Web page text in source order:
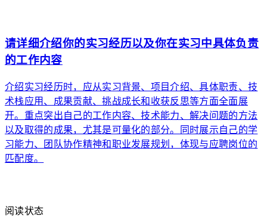
请详细介绍你的实习经历以及你在实习中具体负责
的工作内容
介绍实习经历时，应从实习背景、项目介绍、具体职责、技
术栈应用、成果贡献、挑战成长和收获反思等方面全面展
开。重点突出自己的工作内容、技术能力、解决问题的方法
以及取得的成果，尤其是可量化的部分。同时展示自己的学
习能力、团队协作精神和职业发展规划，体现与应聘岗位的
匹配度。
阅读状态